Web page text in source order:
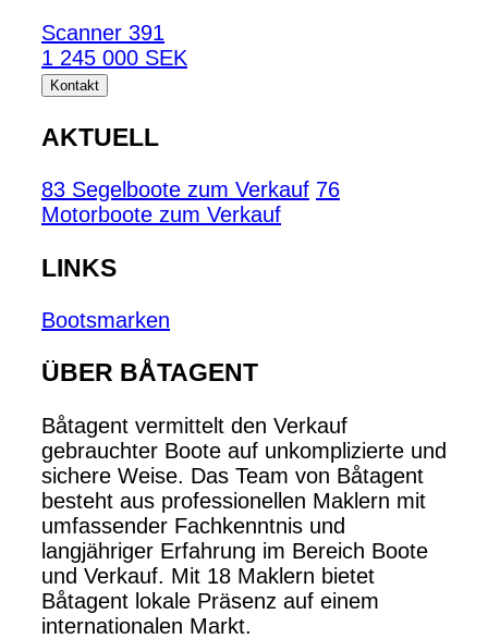
Scanner 391
1 245 000 SEK
Kontakt
AKTUELL
83 Segelboote zum Verkauf 76
Motorboote zum Verkauf
LINKS
Bootsmarken
ÜBER BÅTAGENT
Båtagent vermittelt den Verkauf
gebrauchter Boote auf unkomplizierte und
sichere Weise. Das Team von Båtagent
besteht aus professionellen Maklern mit
umfassender Fachkenntnis und
langjähriger Erfahrung im Bereich Boote
und Verkauf. Mit 18 Maklern bietet
Båtagent lokale Präsenz auf einem
internationalen Markt.